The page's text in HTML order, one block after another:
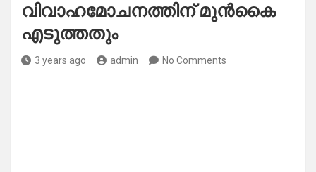
വിവാഹമോചനത്തിന് മുൻകൈ
എടുത്തതും
3 years ago admin No Comments